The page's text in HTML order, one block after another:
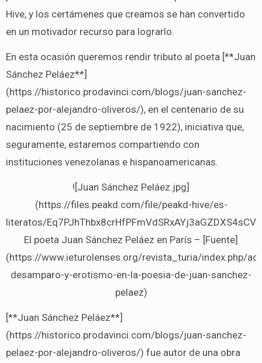
Hive, y los certámenes que creamos se han convertido
en un motivador recurso para lograrlo.
En esta ocasión queremos rendir tributo al poeta [**Juan
Sánchez Peláez**]
(https://historico.prodavinci.com/blogs/juan-sanchez-
pelaez-por-alejandro-oliveros/), en el centenario de su
nacimiento (25 de septiembre de 1922), iniciativa que,
seguramente, estaremos compartiendo con
instituciones venezolanas e hispanoamericanas.
![Juan Sánchez Peláez.jpg]
(https://files.peakd.com/file/peakd-hive/es-
literatos/
El poeta Juan Sánchez Peláez en París – [Fuente]
(https://www.ieturolenses.org/revista_turia/index.php/
desamparo-y-erotismo-en-la-poesia-de-juan-sanchez-
pelaez)
[**Juan Sánchez Peláez**]
(https://historico.prodavinci.com/blogs/juan-sanchez-
pelaez-por-alejandro-oliveros/) fue autor de una obra